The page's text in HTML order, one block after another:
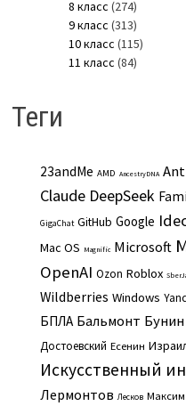
8 класс (274)
9 класс (313)
10 класс (115)
11 класс (84)
Теги
23andMe AMD AncestryDNA
Claude DeepSeek
GigaChat GitHub Google
Mac OS Magnific Microsoft
OpenAI Ozon Roblox
Wildberries Windows
БПЛА Бальмонт Бунин
Достоевский Есенин
Искусственный
Лермонтов Лесков Максим